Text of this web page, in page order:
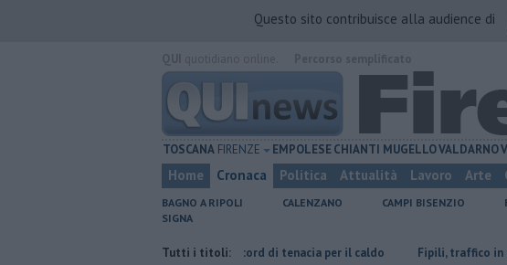
Questo sito contribuisce alla audience di
TOSCANA FIRENZE EMPOLESECHIANTI MUGELLOVALDARNO
Home Cronaca Politica Attualità Lavoro Arte
BAGNO A RIPOLI CALENZANO CAMPI BISENZIO
SIGNA
Tutti i titoli:
Graticola meteo, record di tenacia per il caldo Fipili, traffico in tilt fra